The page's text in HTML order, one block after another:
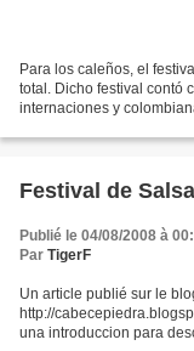
Para los caleños, el
total. Dicho festival contó
internaciones y
Festival de
Publié le 04/08/2008 à
Par TigerF
Un article publié sur le
http://
una introduccion para